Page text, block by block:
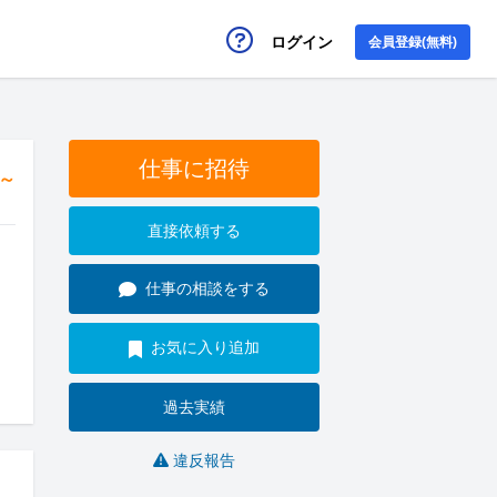
ログイン 会員登録(無料)
仕事に招待
直接依頼する
仕事の相談をする
お気に入り追加
過去実績
違反報告